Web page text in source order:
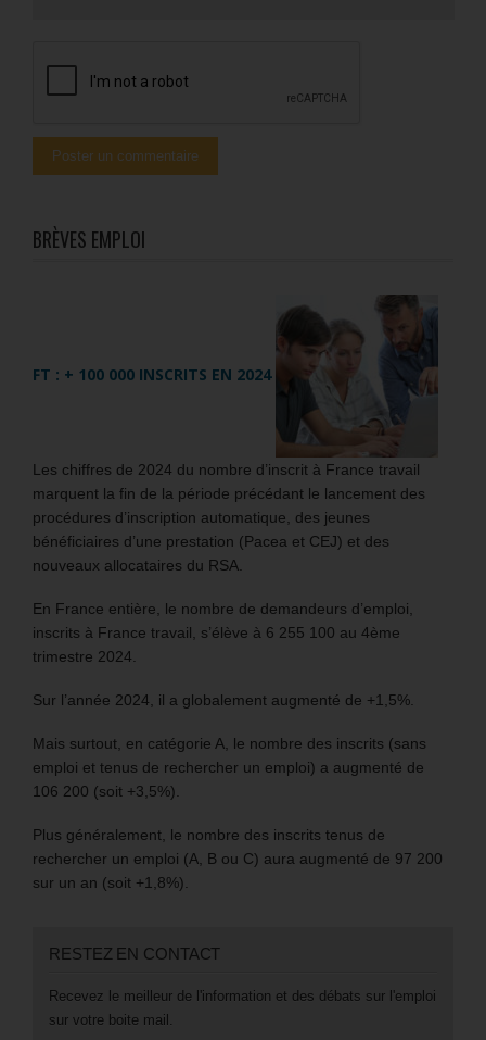
BRÈVES EMPLOI
FT : + 100 000 INSCRITS EN 2024
Les chiffres de 2024 du nombre d’inscrit à France travail
marquent la fin de la période précédant le lancement des
procédures d’inscription automatique, des jeunes
bénéficiaires d’une prestation (Pacea et CEJ) et des
nouveaux allocataires du RSA.
En France entière, le nombre de demandeurs d’emploi,
inscrits à France travail, s’élève à 6 255 100 au 4ème
trimestre 2024.
Sur l’année 2024, il a globalement augmenté de +1,5%.
Mais surtout, en catégorie A, le nombre des inscrits (sans
emploi et tenus de rechercher un emploi) a augmenté de
106 200 (soit +3,5%).
Plus généralement, le nombre des inscrits tenus de
rechercher un emploi (A, B ou C) aura augmenté de 97 200
sur un an (soit +1,8%).
RESTEZ EN CONTACT
Recevez le meilleur de l'information et des débats sur l'emploi
sur votre boite mail.